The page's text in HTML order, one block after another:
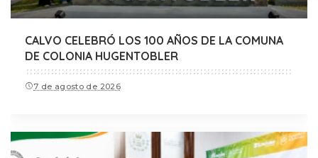
CALVO CELEBRÓ LOS 100 AÑOS DE LA COMUNA
DE COLONIA HUGENTOBLER
7 de agosto de 2026